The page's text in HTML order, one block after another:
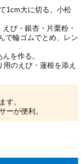
1cm大に切る。小松
び・銀杏・片栗粉・
で輪ゴムでとめ、レン
を作る。
のえび・蓮根を添え
す。
ーが便利。